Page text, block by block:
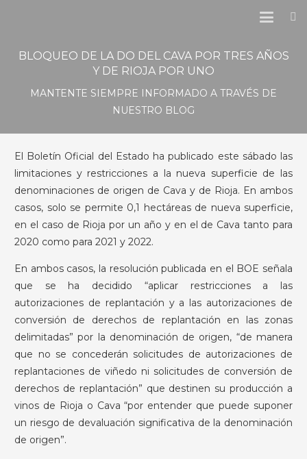
BLOQUEO DE LA DO DEL CAVA POR TRES AÑOS
Y DE RIOJA POR UNO
MANTENTE SIEMPRE INFORMADO A TRAVÉS DE
NUESTRO BLOG
El Boletín Oficial del Estado ha publicado este sábado las
limitaciones y restricciones a la nueva superficie de las
denominaciones de origen de Cava y de Rioja. En ambos
casos, solo se permite 0,1 hectáreas de nueva superficie,
en el caso de Rioja por un año y en el de Cava tanto para
2020 como para 2021 y 2022.
En ambos casos, la resolución publicada en el BOE señala
que se ha decidido “aplicar restricciones a las
autorizaciones de replantación y a las autorizaciones de
conversión de derechos de replantación en las zonas
delimitadas” por la denominación de origen, “de manera
que no se concederán solicitudes de autorizaciones de
replantaciones de viñedo ni solicitudes de conversión de
derechos de replantación” que destinen su producción a
vinos de Rioja o Cava “por entender que puede suponer
un riesgo de devaluación significativa de la denominación
de origen”.